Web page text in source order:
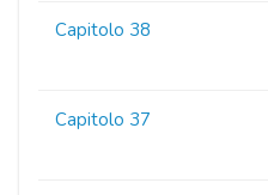
Capitolo 38
Capitolo 37